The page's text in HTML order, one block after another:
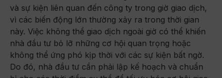
và sự kiện liên quan đến công ty trong giờ giao dịch,
vì các biến động lớn thường xảy ra trong thời gian
này. Việc không thể giao dịch ngoài giờ có thể khiến
nhà đầu tư bỏ lỡ những cơ hội quan trọng hoặc
không thể ứng phó kịp thời với các sự kiện bất ngờ.
Do đó, nhà đầu tư cần phải lập kế hoạch và chuẩn